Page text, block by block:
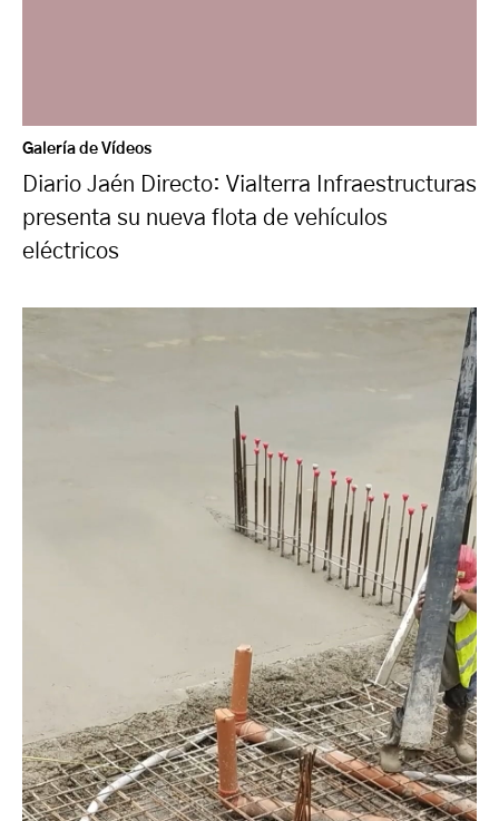
Galería de Vídeos
Diario Jaén Directo: Vialterra Infraestructuras
presenta su nueva flota de vehículos
eléctricos